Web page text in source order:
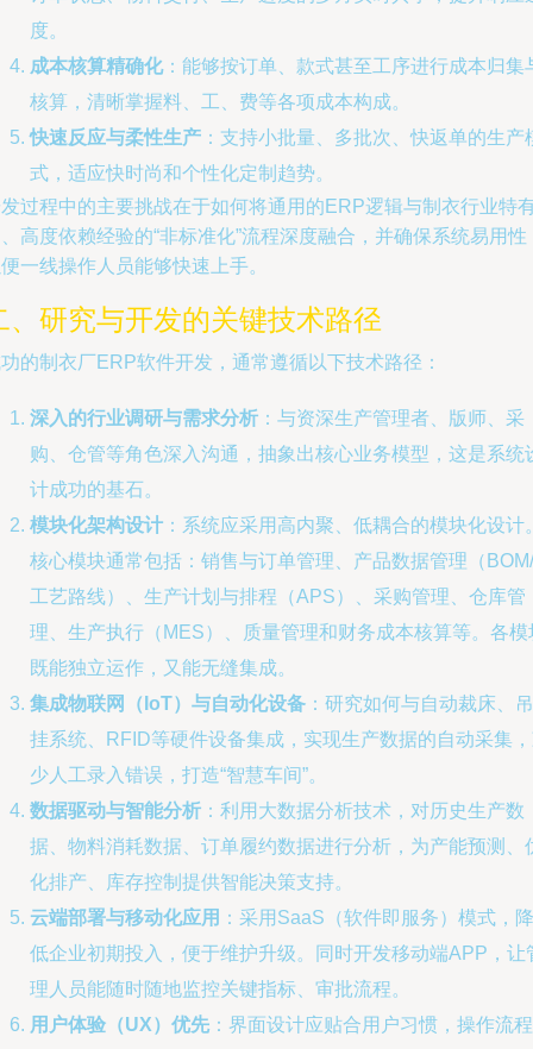
度。
成本核算精确化：能够按订单、款式甚至工序进行成本归集
核算，清晰掌握料、工、费等各项成本构成。
快速反应与柔性生产 ：支持小批量、多批次、快返单的生产
式，适应快时尚和个性化定制趋势。
过程中的主要挑战在于如何将通用的ERP逻辑与制衣行业特
高度依赖经验的“非标准化”流程深度融合，并确保系统易用性
一线操作人员能够快速上手。
、研究与开发的关键技术路径
的制衣厂ERP软件开发，通常遵循以下技术路径：
深入的行业调研与需求分析 ：与资深生产管理者、版师、采
购、仓管等角色深入沟通，抽象出核心业务模型，这是系统
计成功的基石。
模块化架构设计 ：系统应采用高内聚、低耦合的模块化设计
核心模块通常包括：销售与订单管理、产品数据管理（BOM/
工艺路线）、生产计划与排程（APS）、采购管理、仓库管
理、生产执行（MES）、质量管理和财务成本核算等。各模
既能独立运作，又能无缝集成。
集成物联网（IoT）与自动化设备 ：研究如何与自动裁床、吊
挂系统、RFID等硬件设备集成，实现生产数据的自动采集
少人工录入错误，打造“智慧车间”。
数据驱动与智能分析 ：利用大数据分析技术，对历史生产数
据、物料消耗数据、订单履约数据进行分析，为产能预测、
化排产、库存控制提供智能决策支持。
云端部署与移动化应用 ：采用SaaS（软件即服务）模式，降
低企业初期投入，便于维护升级。同时开发移动端APP，让
理人员能随时随地监控关键指标、审批流程。
用户体验（UX）优先 ：界面设计应贴合用户习惯，操作流程